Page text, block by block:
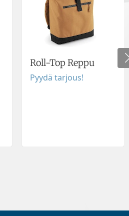
Roll-Top Reppu
Pyydä tarjous!